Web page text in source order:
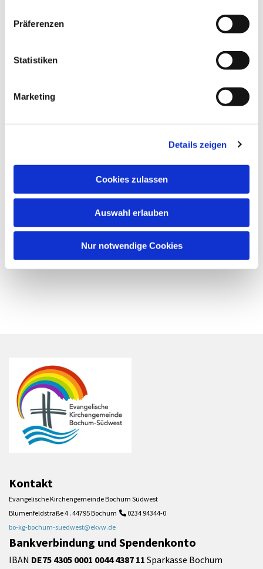
Präferenzen
Statistiken
Marketing
Details zeigen
Cookies zulassen
Auswahl erlauben
Nur notwendige Cookies
Dies könnte Sie auch interessieren
Kontakt
Evangelische Kirchengemeinde Bochum Südwest
Blumenfeldstraße 4 . 44795 Bochum  0234 94344-0
bo-kg-bochum-suedwest@ekvw.de
Bankverbindung und Spendenkonto
IBAN DE75 4305 0001 0044 4387 11 Sparkasse Bochum